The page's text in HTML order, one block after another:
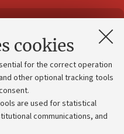
cookies
for the correct operation
other optional tracking tools
are used for statistical
communications, and
e-mail (PEC)
divisions
us
plan